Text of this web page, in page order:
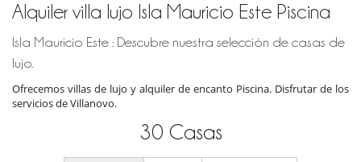
Alquiler villa lujo Isla Mauricio Este Piscina
Isla Mauricio Este : Descubre nuestra selección de casas de
lujo.
Ofrecemos villas de lujo y alquiler de encanto Piscina. Disfrutar de los
servicios de Villanovo.
30 Casas